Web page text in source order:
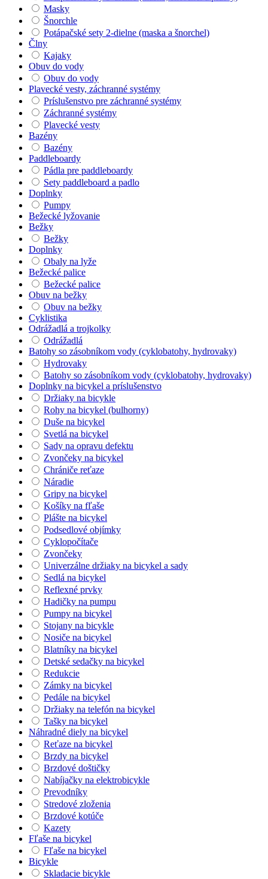
Masky
Šnorchle
Potápačské sety 2-dielne (maska a šnorchel)
Člny
Kajaky
Obuv do vody
Obuv do vody
Plavecké vesty, záchranné systémy
Príslušenstvo pre záchranné systémy
Záchranné systémy
Plavecké vesty
Bazény
Bazény
Paddleboardy
Pádla pre paddleboardy
Sety paddleboard a padlo
Doplnky
Pumpy
Bežecké lyžovanie
Bežky
Bežky
Doplnky
Obaly na lyže
Bežecké palice
Bežecké palice
Obuv na bežky
Obuv na bežky
Cyklistika
Odrážadlá a trojkolky
Odrážadlá
Batohy so zásobníkom vody (cyklobatohy, hydrovaky)
Hydrovaky
Batohy so zásobníkom vody (cyklobatohy, hydrovaky)
Doplnky na bicykel a príslušenstvo
Držiaky na bicykle
Rohy na bicykel (bulhorny)
Duše na bicykel
Svetlá na bicykel
Sady na opravu defektu
Zvončeky na bicykel
Chrániče reťaze
Náradie
Gripy na bicykel
Košíky na fľaše
Plášte na bicykel
Podsedlové objímky
Cyklopočítače
Zvončeky
Univerzálne držiaky na bicykel a sady
Sedlá na bicykel
Reflexné prvky
Hadičky na pumpu
Pumpy na bicykel
Stojany na bicykle
Nosiče na bicykel
Blatníky na bicykel
Detské sedačky na bicykel
Redukcie
Zámky na bicykel
Pedále na bicykel
Držiaky na telefón na bicykel
Tašky na bicykel
Náhradné diely na bicykel
Reťaze na bicykel
Brzdy na bicykel
Brzdové doštičky
Nabíjačky na elektrobicykle
Prevodníky
Stredové zloženia
Brzdové kotúče
Kazety
Fľaše na bicykel
Fľaše na bicykel
Bicykle
Skladacie bicykle